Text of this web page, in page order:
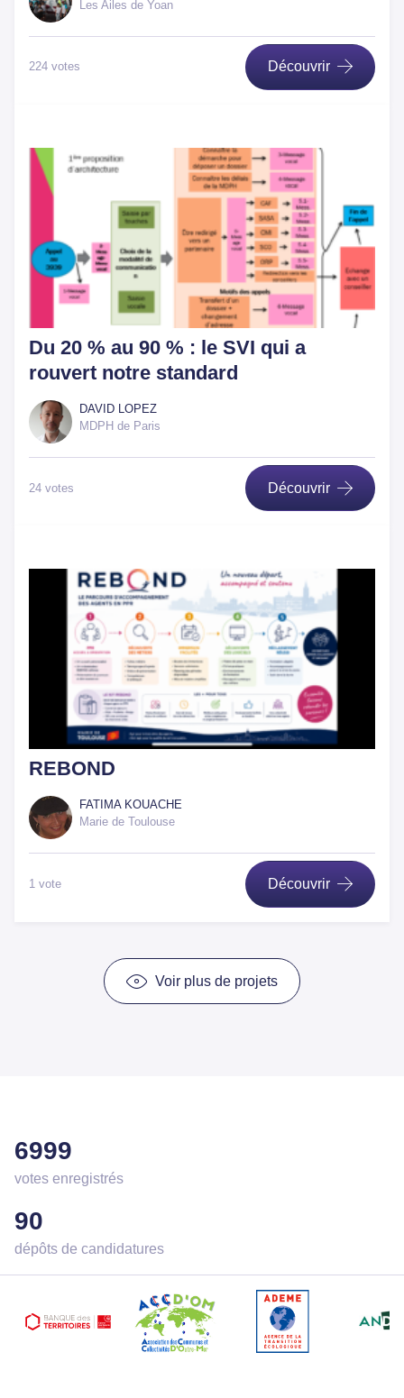
Les Ailes de Yoan
Découvrir
224 votes
Du 20 % au 90 % : le SVI qui a
rouvert notre standard
DAVID LOPEZ
MDPH de Paris
Découvrir
24 votes
REBOND
FATIMA KOUACHE
Marie de Toulouse
Découvrir
1 vote
Voir plus de projets
6999
votes enregistrés
90
dépôts de candidatures